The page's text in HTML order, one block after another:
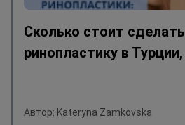
Сколько стоит
ринопластику в
Автор: Kateryna Zamkovska